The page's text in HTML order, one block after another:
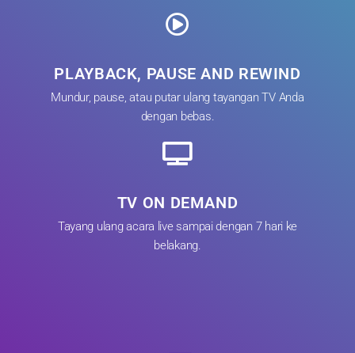
PLAYBACK, PAUSE AND REWIND
Mundur, pause, atau putar ulang tayangan TV Anda
dengan bebas.
TV ON DEMAND
Tayang ulang acara live sampai dengan 7 hari ke
belakang.